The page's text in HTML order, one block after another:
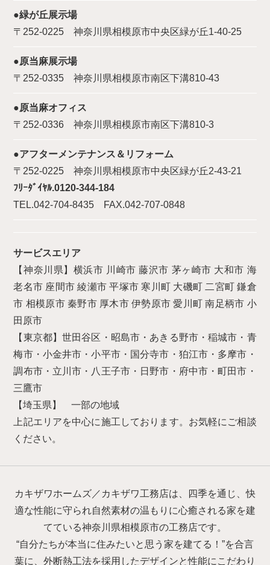
●緑が丘展示場
〒252-0225 神奈川県相模原市中央区緑が丘1-40-25
●原当麻展示場
〒252-0335 神奈川県相模原市南区下溝810-43
●原当麻オフィス
〒252-0336 神奈川県相模原市南区下溝810-3
●アフターメンテナンス＆リフォーム
〒252-0225 神奈川県相模原市中央区緑が丘2-43-21
ﾌﾘｰﾀﾞｲﾔﾙ.0120-344-184
TEL.042-704-8435 FAX.042-707-0848
サービスエリア
【神奈川県】横浜市 川崎市 藤沢市 茅ヶ崎市 大和市 海
老名市 座間市 綾瀬市 平塚市 寒川町 大磯町 二宮町 鎌倉
市 相模原市 秦野市 厚木市 伊勢原市 愛川町 南足柄市 小
田原市
【東京都】世田谷区・昭島市・あきる野市・稲城市・青
梅市・小金井市・小平市・国分寺市・狛江市・多摩市・
調布市・立川市・八王子市・日野市・府中市・町田市・
三鷹市
【埼玉県】 一部の地域
上記エリアを中心に施工しております。お気軽にご相談
ください。
カキザワホームズ／カキザワ工務店は、四季を通じ、快
適な性能に守られ自然素材の温もりに心癒される家を建
てている神奈川県相模原市の工務店です。
“自分たちが本当に住みたいと思う家を建てる！”を合言
葉に、外断熱工法を採用したデザインと性能にこだわり